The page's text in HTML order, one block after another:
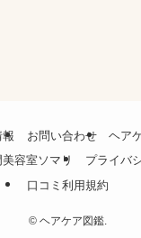
お問い合わせ
ヘア
容室ソマリ
プライバ
口コミ利用規約
©ヘアケア図鑑.